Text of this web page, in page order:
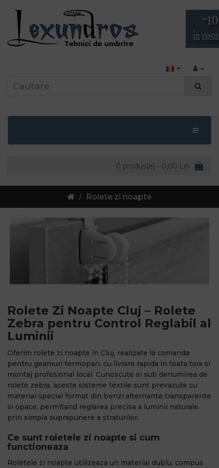
0 produs(e) - 0,00 Lei
Rolete zi noapte
Rolete Zi Noapte Cluj – Rolete
Zebra pentru Control Reglabil al
Luminii
Oferim rolete zi noapte in Cluj, realizate la comanda
pentru geamuri termopan, cu livrare rapida in toata tara si
montaj profesional local. Cunoscute si sub denumirea de
rolete zebra, aceste sisteme textile sunt prevazute cu
material special format din benzi alternante transparente
si opace, permitand reglarea precisa a luminii naturale
prin simpla suprapunere a straturilor.
Ce sunt roletele zi noapte si cum
functioneaza
Roletele zi noapte utilizeaza un material dublu, compus